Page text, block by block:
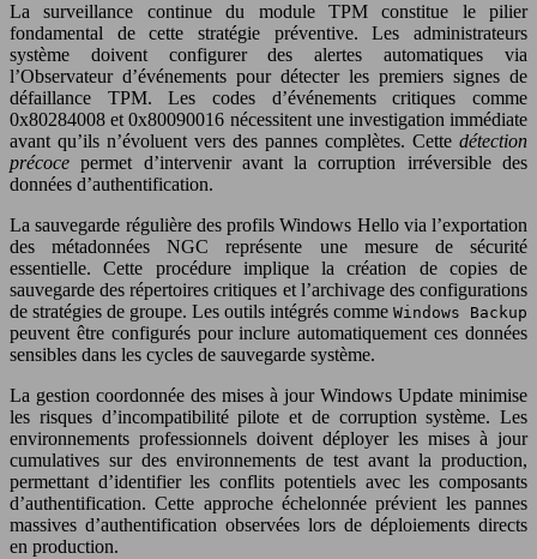
La surveillance continue du module TPM constitue le pilier
fondamental de cette stratégie préventive. Les administrateurs
système doivent configurer des alertes automatiques via
l’Observateur d’événements pour détecter les premiers signes de
défaillance TPM. Les codes d’événements critiques comme
0x80284008 et 0x80090016 nécessitent une investigation immédiate
avant qu’ils n’évoluent vers des pannes complètes. Cette détection
précoce permet d’intervenir avant la corruption irréversible des
données d’authentification.
La sauvegarde régulière des profils Windows Hello via l’exportation
des métadonnées NGC représente une mesure de sécurité
essentielle. Cette procédure implique la création de copies de
sauvegarde des répertoires critiques et l’archivage des configurations
de stratégies de groupe. Les outils intégrés comme Windows Backup
peuvent être configurés pour inclure automatiquement ces données
sensibles dans les cycles de sauvegarde système.
La gestion coordonnée des mises à jour Windows Update minimise
les risques d’incompatibilité pilote et de corruption système. Les
environnements professionnels doivent déployer les mises à jour
cumulatives sur des environnements de test avant la production,
permettant d’identifier les conflits potentiels avec les composants
d’authentification. Cette approche échelonnée prévient les pannes
massives d’authentification observées lors de déploiements directs
en production.